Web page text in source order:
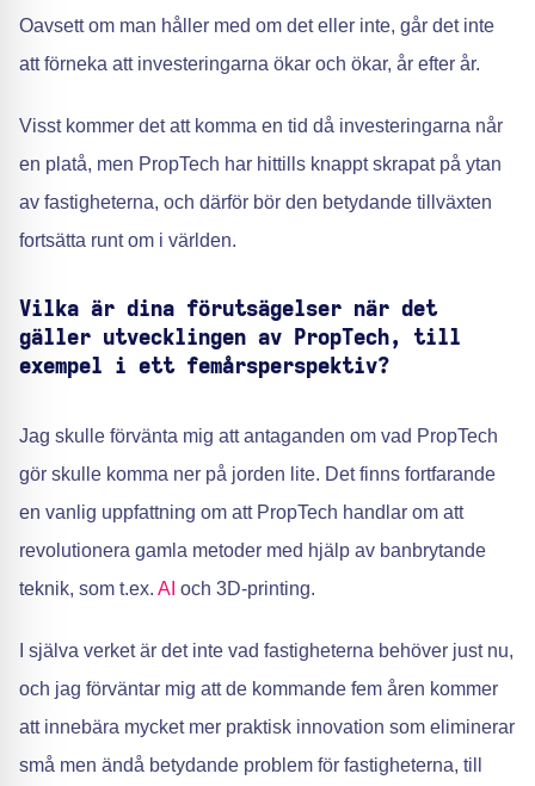
Oavsett om man håller med om det eller inte, går det inte
att förneka att investeringarna ökar och ökar, år efter år.
Visst kommer det att komma en tid då investeringarna når
en platå, men PropTech har hittills knappt skrapat på ytan
av fastigheterna, och därför bör den betydande tillväxten
fortsätta runt om i världen.
Vilka är dina förutsägelser när det
gäller utvecklingen av PropTech, till
exempel i ett femårsperspektiv?
Jag skulle förvänta mig att antaganden om vad PropTech
gör skulle komma ner på jorden lite. Det finns fortfarande
en vanlig uppfattning om att PropTech handlar om att
revolutionera gamla metoder med hjälp av banbrytande
teknik, som t.ex. AI och 3D-printing.
I själva verket är det inte vad fastigheterna behöver just nu,
och jag förväntar mig att de kommande fem åren kommer
att innebära mycket mer praktisk innovation som eliminerar
små men ändå betydande problem för fastigheterna, till